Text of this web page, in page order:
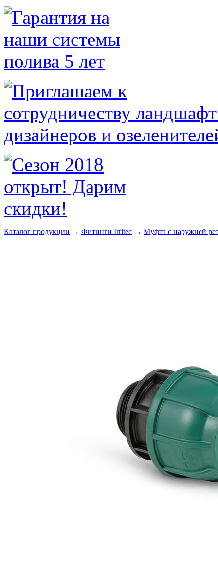
Каталог продукции → Фитинги Irritec → Муфта с наружней